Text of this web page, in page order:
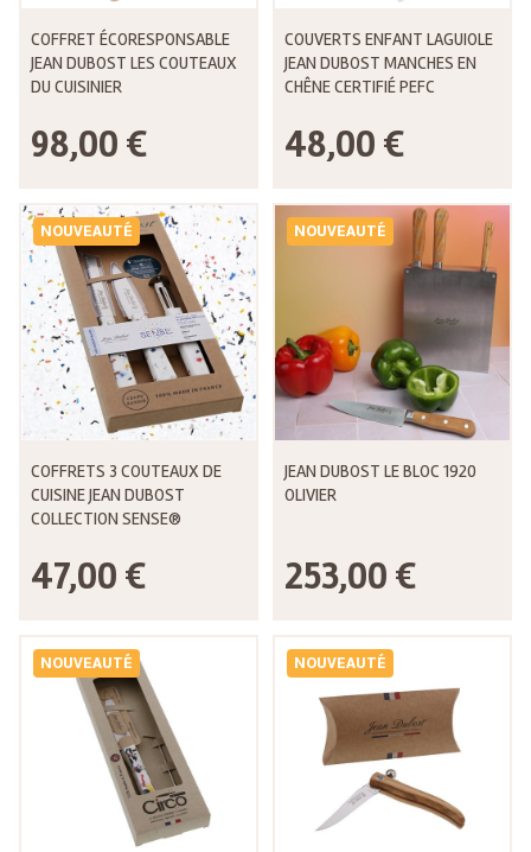
COFFRET ÉCORESPONSABLE
JEAN DUBOST LES COUTEAUX
DU CUISINIER
98,00 €
COUVERTS ENFANT LAGUIOLE
JEAN DUBOST MANCHES EN
CHÊNE CERTIFIÉ PEFC
48,00 €
NOUVEAUTÉ
COFFRETS 3 COUTEAUX DE
CUISINE JEAN DUBOST
COLLECTION SENSE®
47,00 €
NOUVEAUTÉ
JEAN DUBOST LE BLOC 1920
OLIVIER
253,00 €
NOUVEAUTÉ NOUVEAUTÉ